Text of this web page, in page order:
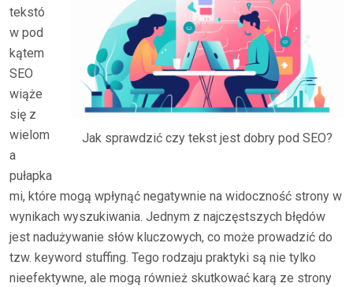
Jak sprawdzić czy tekst jest dobry pod SEO?
tekstó
w pod
kątem
SEO
wiąże
się z
wielom
a
pułapka
mi, które mogą wpłynąć negatywnie na widoczność strony w
wynikach wyszukiwania. Jednym z najczęstszych błędów
jest nadużywanie słów kluczowych, co może prowadzić do
tzw. keyword stuffing. Tego rodzaju praktyki są nie tylko
nieefektywne, ale mogą również skutkować karą ze strony